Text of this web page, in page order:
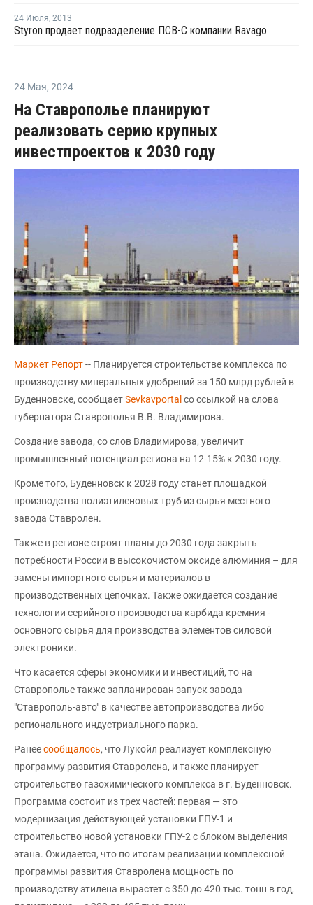
24 Июля, 2013
Styron продает подразделение ПСВ-С компании Ravago
24 Мая, 2024
На Ставрополье планируют
реализовать серию крупных
инвестпроектов к 2030 году
Маркет Репорт-- Планируется строительстве комплекса по
производству минеральных удобрений за 150 млрд рублей в
Буденновске, сообщаетSevkavportal со ссылкой на слова
губернатора Ставрополья В.В. Владимирова.
Создание завода, со слов Владимирова, увеличит
промышленный потенциал региона на 12-15% к 2030 году.
Кроме того, Буденновск к 2028 году станет площадкой
производства полиэтиленовых труб из сырья местного
завода Ставролен.
Также в регионе строят планы до 2030 года закрыть
потребности России в высокочистом оксиде алюминия – для
замены импортного сырья и материалов в
производственных цепочках. Также ожидается создание
технологии серийного производства карбида кремния -
основного сырья для производства элементов силовой
электроники.
Что касается сферы экономики и инвестиций, то на
Ставрополье также запланирован запуск завода
"Ставрополь-авто" в качестве автопроизводства либо
регионального индустриального парка.
Ранеесообщалось, что Лукойл реализует комплексную
программу развития Ставролена, и также планирует
строительство газохимического комплекса в г. Буденновск.
Программа состоит из трех частей: первая — это
модернизация действующей установки ГПУ-1 и
строительство новой установки ГПУ-2 с блоком выделения
этана. Ожидается, что по итогам реализации комплексной
программы развития Ставролена мощность по
производству этилена вырастет с 350 до 420 тыс. тонн в год,